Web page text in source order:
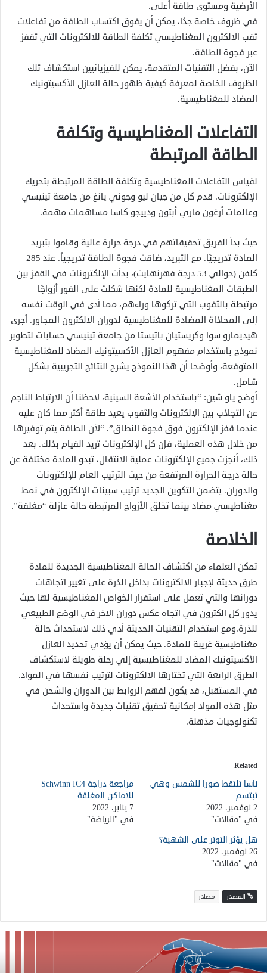
الأرضية ومستوى طاقة أعلى.
في ظروف خاصة جدًا، يمكن أن يفوق اكتساب الطاقة من تفاعلات
ثقب الإلكترون المغناطيسي تكلفة الطاقة للإلكترونات التي تقفز
عبر فجوة الطاقة.
الآن، بفضل التقنيات المتقدمة، يمكن للفيزيائيين استكشاف تلك
الظروف الخاصة لمعرفة كيفية ظهور حالة العازل الأكسيتونيك
المضاد للمغناطيسية.
التفاعلات المغناطيسية وتكلفة
الطاقة المرتبطة
لقياس التفاعلات المغناطيسية وتكلفة الطاقة المرتبطة بتحريك
الإلكترونات. قدم كل من جيان ليو وجوني يانغ من جامعة تينيسي
وعالمات أرغون ماري أبتون ودييجو كاسا مساهمات مهمة.
حيث بدأ الفريق تحقيقاتهم في درجة حرارة عالية وقاموا بتبريد
المادة تدريجيًا. مع التبريد، ضاقت فجوة الطاقة تدريجياً. عند 285
كلفن (حوالي 53 درجة فهرنهايت)، بدأت الإلكترونات في القفز بين
الطبقات المغناطيسية للمادة لكنها شكلت على الفور أزواجًا
مرتبطة بالثقوب التي تركوها وراءهم، مما أدى في الوقت نفسه
إلى المحاذاة المضادة للمغناطيسية لدوران الإلكترون المجاور. أجرى
هيديمارو سوا وكريستيان باتيستا من جامعة تينيسي حسابات لتطوير
نموذج باستخدام مفهوم العازل الأكسيتونيك المضاد للمغناطيسية
المتوقعة، وأوضحا أن هذا النموذج يشرح النتائج التجريبية بشكل
شامل.
أوضح ياو شين: “باستخدام الأشعة السينية، لاحظنا أن الارتباط الناجم
عن التجاذب بين الإلكترونات والثقوب يعيد طاقة أكثر مما كان عليه
عندما قفز الإلكترون فوق فجوة النطاق”. “لأن الطاقة يتم توفيرها
من خلال هذه العملية، فإن كل الإلكترونات تريد القيام بذلك. بعد
ذلك، أنجزت جميع الإلكترونات عملية الانتقال، تبدو المادة مختلفة عن
حالة درجة الحرارة المرتفعة من حيث الترتيب العام للإلكترونات
والدوران. يتضمن التكوين الجديد ترتيب سبينات الإلكترون في نمط
مغناطيسي مضاد بينما تخلق الأزواج المرتبطة حالة عازلة “مغلقة”.
الخلاصة
تمكن العلماء من اكتشاف الحالة المغناطيسية الجديدة للمادة
طرق حديثة لإجبار الالكترونات بداخل الذرة على تغيير اتجاهات
دورانها والتي تعمل على استقرار الخواص المغناطيسية لها حيث
يدور كل الكترون في اتجاه عكس دوران الاخر في الوضع الطبيعي
للذرة.ومع استخدام التقنيات الحديثة أدي ذلك لاستحداث حالة
مغناطيسية غريبة للمادة. حيث يمكن أن يؤدي تحديد العازل
الأكسيتونيك المضاد للمغناطيسية إلي رحلة طويلة لاستكشاف
الطرق الرائعة التي تختارها الإلكترونات لترتيب نفسها في المواد.
في المستقبل، قد يكون لفهم الروابط بين الدوران والشحن في
مثل هذه المواد إمكانية تحقيق تقنيات جديدة واستحداث
تكنولوجيات مذهلة.
Related
ناسا تلتقط صورا للشمس وهي
تبتسم
2 نوفمبر، 2022
في "مقالات"
مراجعة دراجة Schwinn IC4
للأماكن المغلقة
7 يناير، 2022
في "الرياضة"
هل يؤثر التوتر على الشهية؟
26 نوفمبر، 2022
في "مقالات"
المصدر مصادر